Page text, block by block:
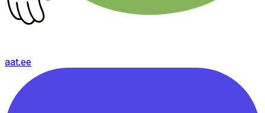
aat.ee